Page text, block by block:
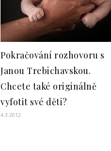
Pokračování rozhovoru s
Janou Trebichavskou.
Chcete také originálně
vyfotit své děti?
4.3.2012